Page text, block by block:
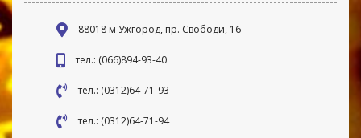
88018 м Ужгород, пр. Свободи, 16
тел.: (066)894-93-40
тел.: (0312)64-71-93
тел.: (0312)64-71-94